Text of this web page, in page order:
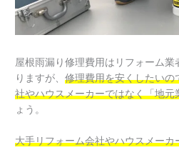
屋根雨漏り修理費用はリフォーム
りますが、修理費用を安くしたい
社やハウスメーカーではなく「地元
ょう。
大手リフォーム会社やハウスメー